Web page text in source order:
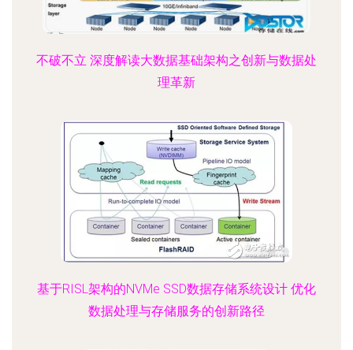
不破不立 深度解读大数据基础架构之创新与数据处
理革新
基于RISL架构的NVMe SSD数据存储系统设计 优化
数据处理与存储服务的创新路径